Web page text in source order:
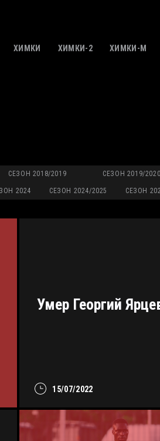
ХИМКИ ХИМКИ-2 ХИМКИ-M
СЕЗОН 2018/2019 СЕЗОН 2019/2020
2024 СЕЗОН 2024/2025 СЕЗОН
15/07/2022
Умер Георгий